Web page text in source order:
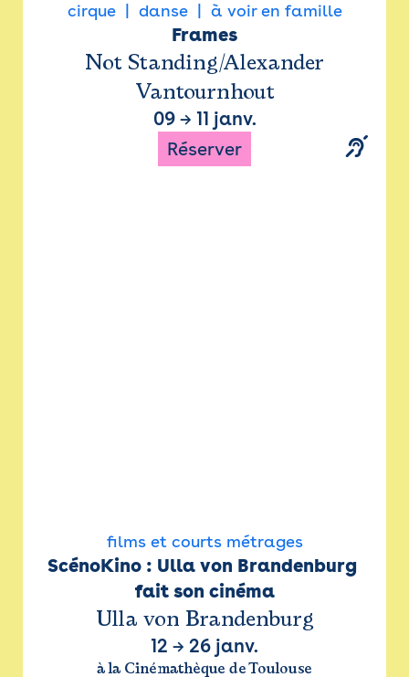
cirque danse à voir en famille
Frames
Not Standing/Alexander
Vantournhout
09→ 11 janv.
Réserver
films et courts métrages
ScénoKino : Ulla von Brandenburg
fait son cinéma
Ulla von Brandenburg
12 → 26 janv.
à la Cinémathèque de Toulouse